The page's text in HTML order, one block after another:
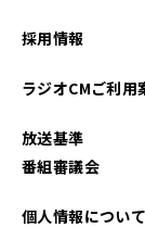
採用情報
ラジオCMご利用
放送基準
番組審議会
個人情報について